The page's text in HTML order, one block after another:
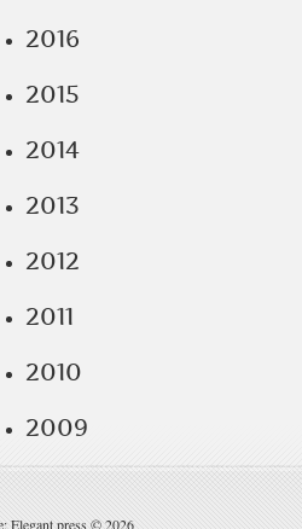
2016
2015
2014
2013
2012
2011
2010
2009
Elegant press © 2026